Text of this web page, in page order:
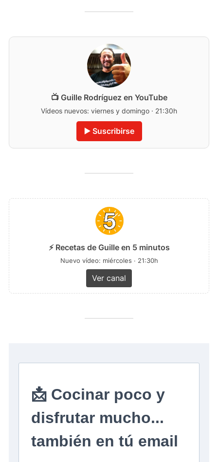
📺 Guille Rodríguez en YouTube
Vídeos nuevos: viernes y domingo · 21:30h
▶️ Suscribirse
⚡ Recetas de Guille en 5 minutos
Nuevo vídeo: miércoles · 21:30h
Ver canal